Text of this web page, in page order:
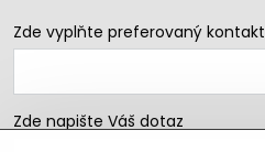
Zde vyplňte preferovaný kontakt
Zde napište Váš dotaz